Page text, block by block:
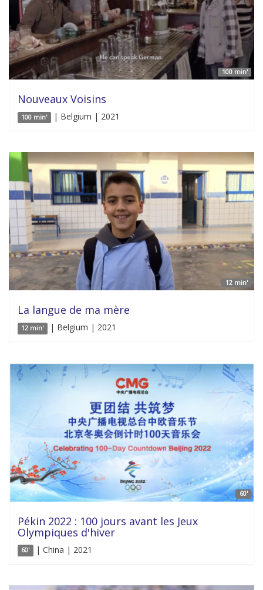
100 min'
Nouveaux Voisins
100 min' | Belgium | 2021
12 min'
La langue de ma mère
12 min' | Belgium | 2021
60'
Pékin 2022 : 100 jours avant les Jeux
Olympiques d'hiver
60' | China | 2021